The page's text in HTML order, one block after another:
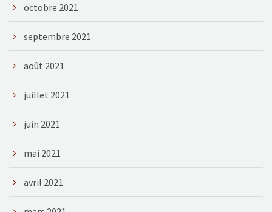
octobre 2021
septembre 2021
août 2021
juillet 2021
juin 2021
mai 2021
avril 2021